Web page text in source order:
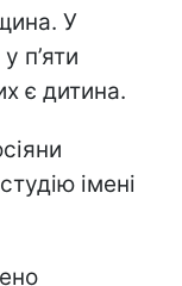
У
п’яти
є дитина.
імені